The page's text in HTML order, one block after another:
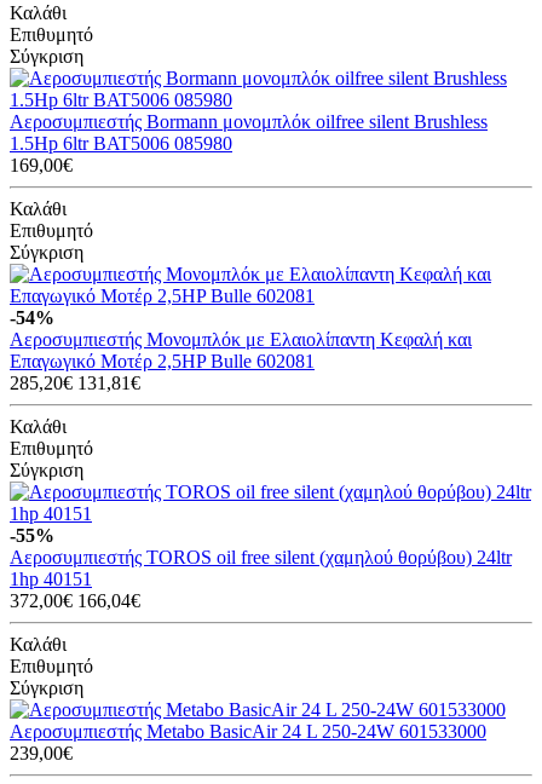
Καλάθι
Επιθυμητό
Σύγκριση
Αεροσυμπιεστής Bormann μονομπλόκ oilfree silent Brushless
1.5Hp 6ltr BAT5006 085980
169,00€
Καλάθι
Επιθυμητό
Σύγκριση
-54%
Αεροσυμπιεστής Μονομπλόκ με Ελαιολίπαντη Κεφαλή και
Επαγωγικό Μοτέρ 2,5HP Bulle 602081
285,20€ 131,81€
Καλάθι
Επιθυμητό
Σύγκριση
-55%
Αεροσυμπιεστής TOROS oil free silent (χαμηλού θορύβου) 24ltr
1hp 40151
372,00€ 166,04€
Καλάθι
Επιθυμητό
Σύγκριση
Αεροσυμπιεστής Metabo BasicAir 24 L 250-24W 601533000
239,00€